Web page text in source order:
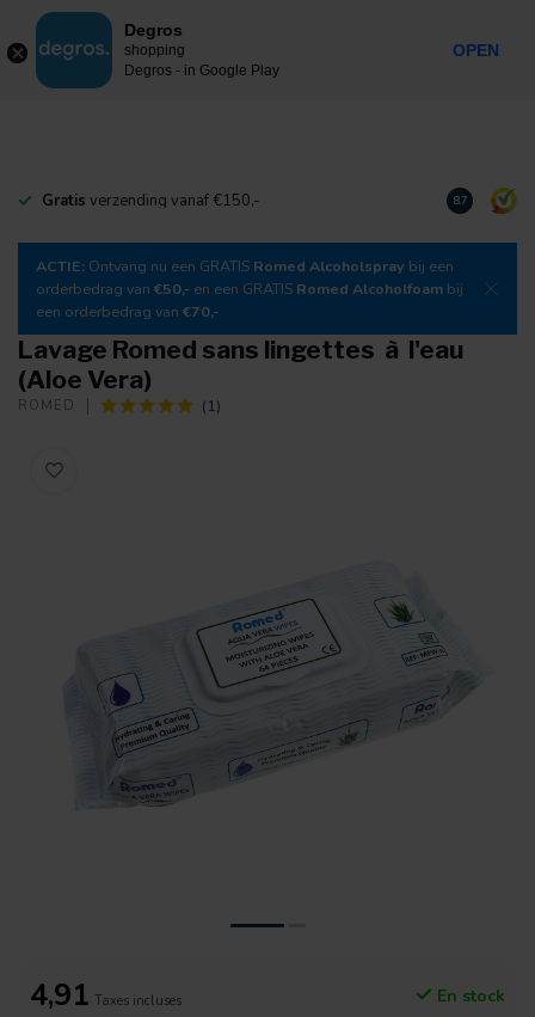
MENU
Gratis verzending vanaf €150,- Téléchargez
8.7
ACTIE: Ontvang nu een GRATIS Romed Alcoholspray bij een
orderbedrag van €50,- en een GRATIS Romed Alcoholfoam bij
een orderbedrag van €70,-
Lavage Romed sans lingettes à l'eau
(Aloe Vera)
ROMED (1)
4,91 Taxes incluses En stock
Degros
shopping
Degros - in Google Play
OPEN